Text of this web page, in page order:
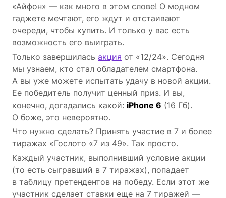
«Айфон» — как много в этом слове! О модном
гаджете мечтают, его ждут и отстаивают
очереди, чтобы купить. И только у вас есть
возможность его выиграть.
Только завершилась акция от «12/24». Сегодня
мы узнаем, кто стал обладателем смартфона.
А вы уже можете испытать удачу в новой акции.
Ее победитель получит ценный приз. И вы,
конечно, догадались какой: iPhone 6 (16 Гб).
О боже, это невероятно.
Что нужно сделать? Принять участие в 7 и более
тиражах «Гослото «7 из 49». Так просто.
Каждый участник, выполнивший условие акции
(то есть сыгравший в 7 тиражах), попадает
в таблицу претендентов на победу. Если этот же
участник сделает ставки еще на 7 тиражей —